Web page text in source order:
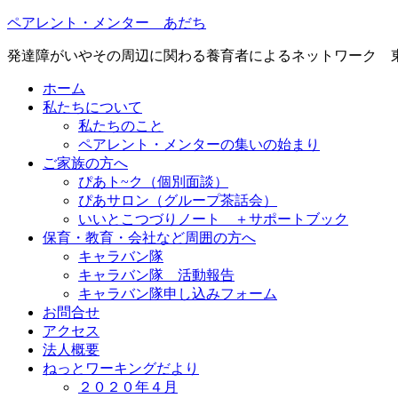
ペアレント・メンター あだち
発達障がいやその周辺に関わる養育者によるネットワーク
ホーム
私たちについて
私たちのこと
ペアレント・メンターの集いの始まり
ご家族の方へ
ぴあト~ク（個別面談）
ぴあサロン（グループ茶話会）
いいとこつづりノート ＋サポートブック
保育・教育・会社など周囲の方へ
キャラバン隊
キャラバン隊 活動報告
キャラバン隊申し込みフォーム
お問合せ
アクセス
法人概要
ねっとワーキングだより
２０２０年４月